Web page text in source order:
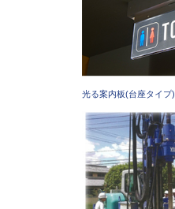
光る案内板(台座タイプ)